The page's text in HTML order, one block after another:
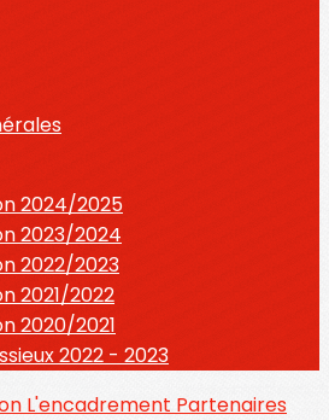
2024/2025
2023/2024
2022/2023
2021/2022
2020/2021
2022 - 2023
L'encadrement Partenaires